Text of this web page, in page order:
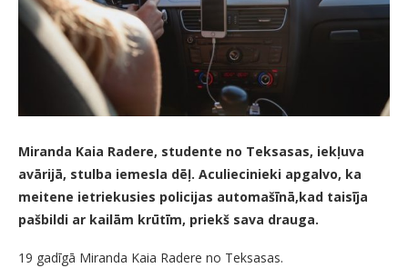
Miranda Kaia Radere, studente no Teksasas, iekļuva
avārijā, stulba iemesla dēļ. Aculiecinieki apgalvo, ka
meitene ietriekusies policijas automašīnā,kad taisīja
pašbildi ar kailām krūtīm, priekš sava drauga.
19 gadīgā Miranda Kaia Radere no Teksasas.